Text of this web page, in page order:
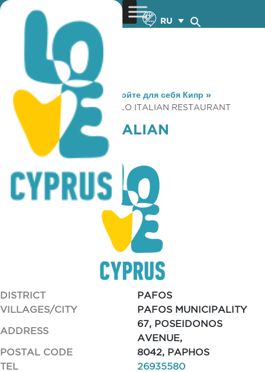
RU
You are here: Home »Откройте для себя Кипр »
Gastronomy
» PORTO BELLO ITALIAN RESTAURANT
PORTO BELLO ITALIAN
RESTAURANT
DISTRICT
PAFOS
VILLAGES/CITY
PAFOS MUNICIPALITY
ADDRESS
67, POSEIDONOS
AVENUE,
POSTAL CODE
8042, PAPHOS
TEL
26935580